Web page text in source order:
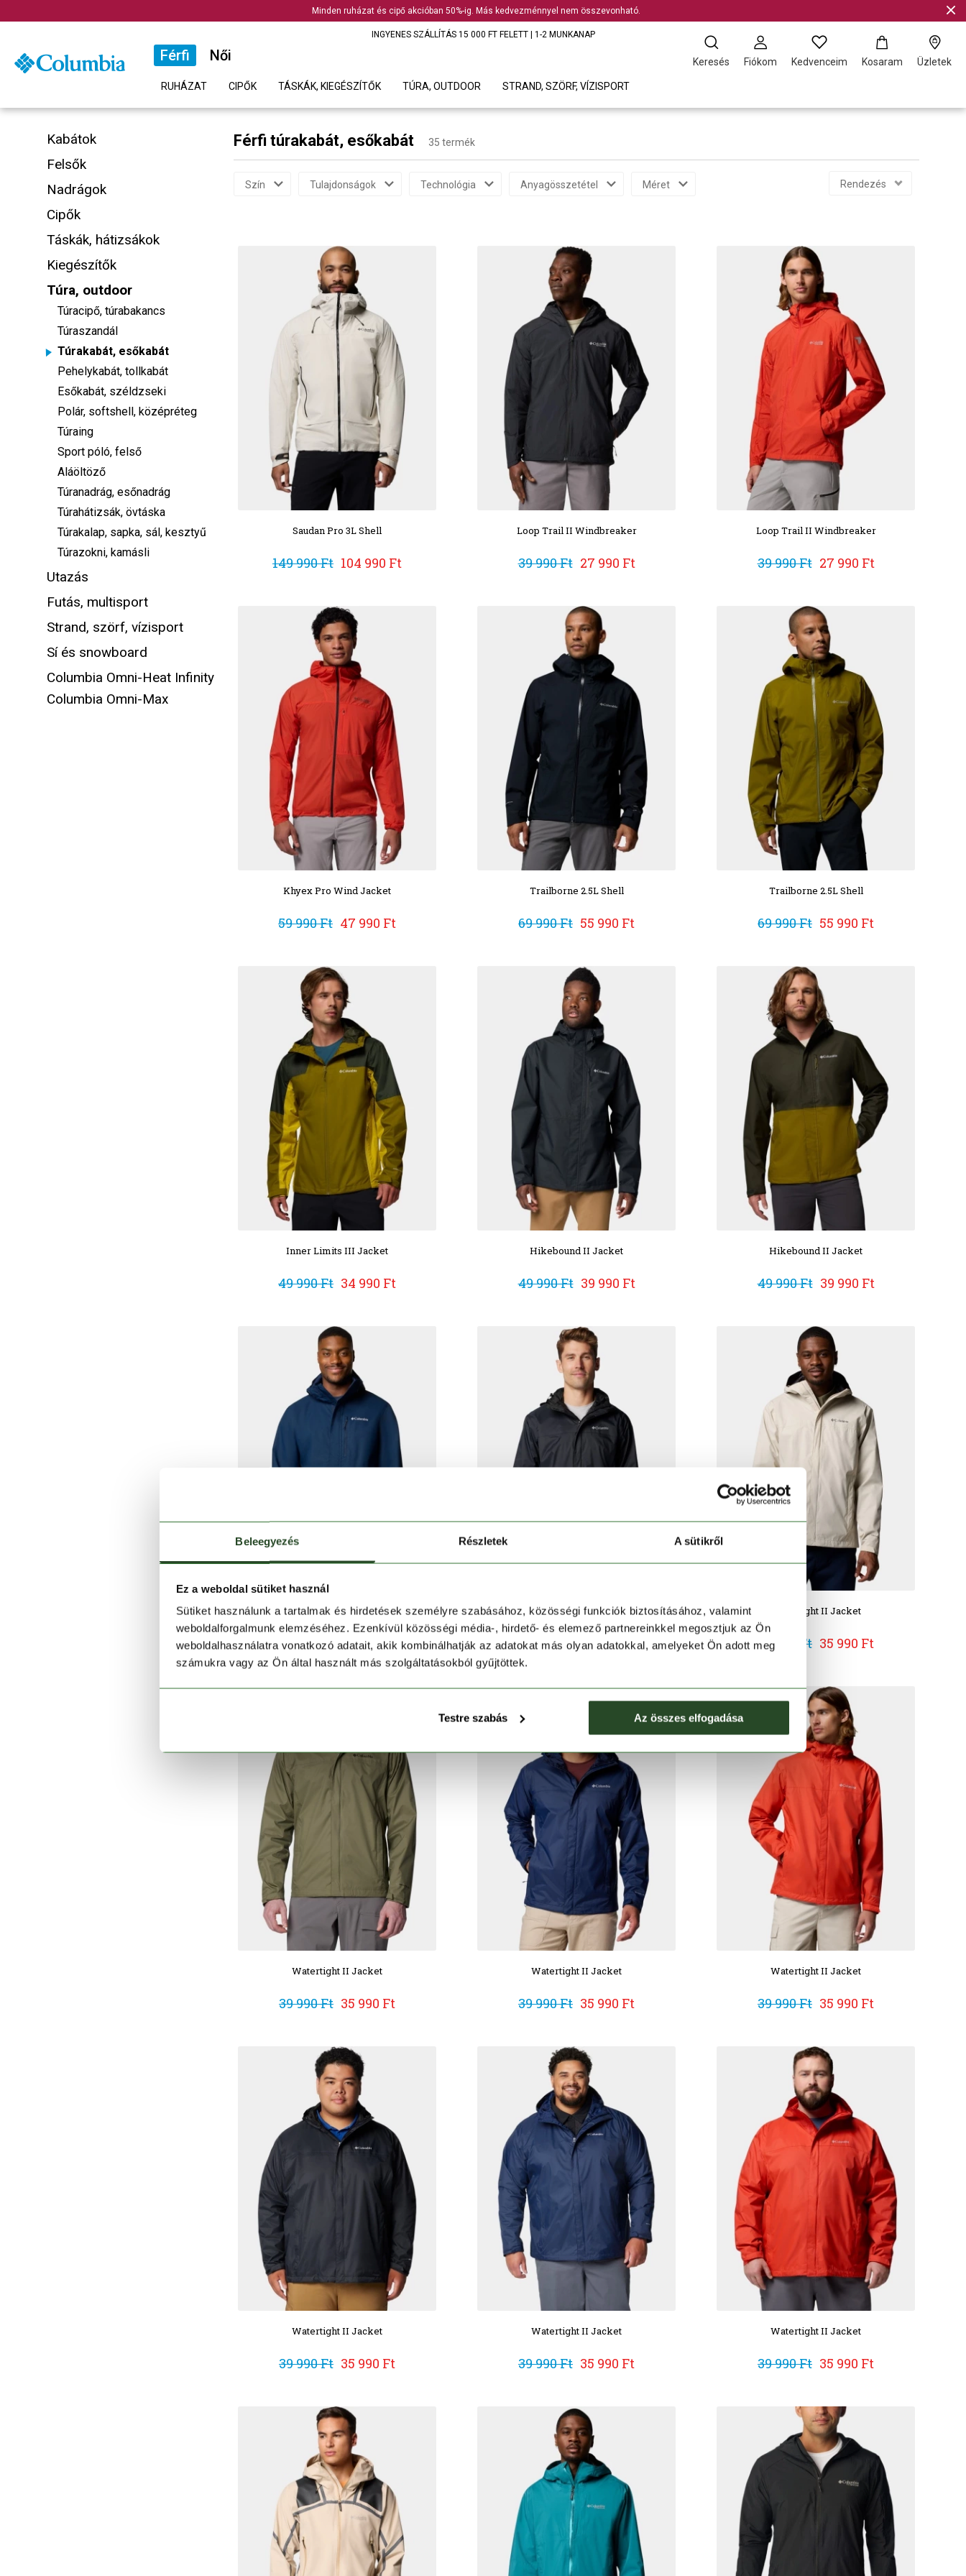
Beleegyezés Részletek A sütikről
Ez a weboldal sütiket használ
Sütiket használunk a tartalmak és hirdetések személyre szabásához, közösségi funkciók biztosításához, valamint
weboldalforgalmunk elemzéséhez. Ezenkívül közösségi média-, hirdető- és elemező partnereinkkel megosztjuk az Ön
weboldalhasználatra vonatkozó adatait, akik kombinálhatják az adatokat más olyan adatokkal, amelyeket Ön adott meg
számukra vagy az Ön által használt más szolgáltatásokból gyűjtöttek.
Testre szabás Az összes elfogadása
Minden ruházat és cipő akcióban 50%-ig. Más kedvezménnyel nem összevonható.
INGYENES SZÁLLÍTÁS 15 000 FT FELETT | 1-2 MUNKANAP
Férfi Női
RUHÁZAT CIPŐK TÁSKÁK, KIEGÉSZÍTŐK TÚRA, OUTDOOR STRAND, SZÖRF, VÍZISPORT
Keresés Fiókom Kedvenceim Kosaram Üzletek
Kabátok
Felsők
Nadrágok
Cipők
Táskák, hátizsákok
Kiegészítők
Túra, outdoor
Túracipő, túrabakancs
Túraszandál
Túrakabát, esőkabát
Pehelykabát, tollkabát
Esőkabát, széldzseki
Polár, softshell, középréteg
Túraing
Sport póló, felső
Aláöltöző
Túranadrág, esőnadrág
Túrahátizsák, övtáska
Túrakalap, sapka, sál, kesztyű
Túrazokni, kamásli
Utazás
Futás, multisport
Strand, szörf, vízisport
Sí és snowboard
Columbia Omni-Heat Infinity
Columbia Omni-Max
Férfi túrakabát, esőkabát 35 termék
Szín Tulajdonságok Technológia Anyagösszetétel Méret Rendezés
Saudan Pro 3L Shell
149 990 Ft 104 990 Ft
Loop Trail II Windbreaker
39 990 Ft 27 990 Ft
Loop Trail II Windbreaker
39 990 Ft 27 990 Ft
Khyex Pro Wind Jacket
59 990 Ft 47 990 Ft
Trailborne 2.5L Shell
69 990 Ft 55 990 Ft
Trailborne 2.5L Shell
69 990 Ft 55 990 Ft
Inner Limits III Jacket
49 990 Ft 34 990 Ft
Hikebound II Jacket
49 990 Ft 39 990 Ft
Hikebound II Jacket
49 990 Ft 39 990 Ft
Hikebound II Jacket
49 990 Ft 39 990 Ft
Watertight II Jacket
39 990 Ft 35 990 Ft
Watertight II Jacket
39 990 Ft 35 990 Ft
Watertight II Jacket
39 990 Ft 35 990 Ft
Watertight II Jacket
39 990 Ft 35 990 Ft
Watertight II Jacket
39 990 Ft 35 990 Ft
Watertight II Jacket
39 990 Ft 35 990 Ft
Watertight II Jacket
39 990 Ft 35 990 Ft
Watertight II Jacket
39 990 Ft 35 990 Ft